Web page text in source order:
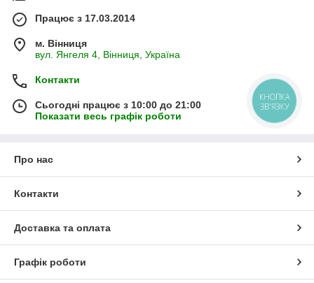
Працює з 17.03.2014
м. Вінниця
вул. Янгеля 4, Вінниця, Україна
Контакти
Сьогодні працює з 10:00 до 21:00
Показати весь графік роботи
Про нас
Контакти
Доставка та оплата
Графік роботи
КНОПКА
ЗВ'ЯЗКУ